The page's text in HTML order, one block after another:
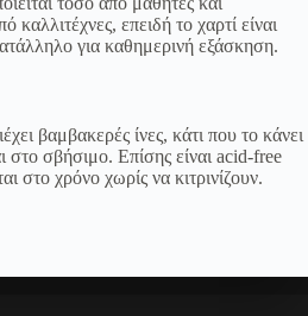
επειδή το χαρτί είναι
για καθημερινή εξάσκηση.
βαμβακερές ίνες, κάτι που το κάνει
στο σβήσιμο. Επίσης είναι acid-free
στο χρόνο χωρίς να κιτρινίζουν.